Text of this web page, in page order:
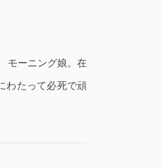
モーニング娘。在
わたって必死で頑